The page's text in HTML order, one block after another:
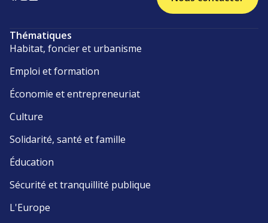
Thématiques
Habitat, foncier et urbanisme
Emploi et formation
Économie et entrepreneuriat
Culture
Solidarité, santé et famille
Éducation
Sécurité et tranquillité publique
L'Europe